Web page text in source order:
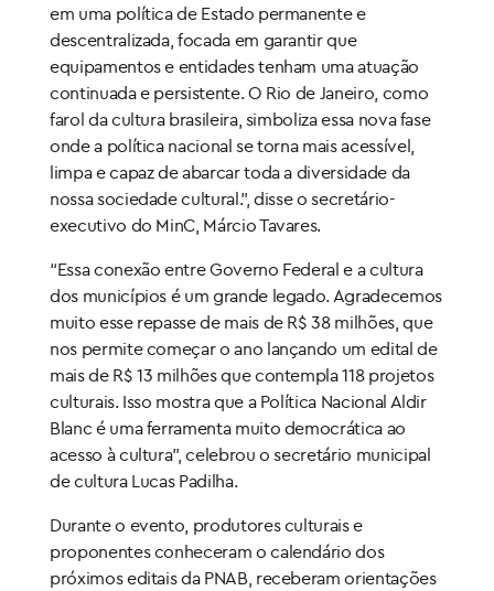
em uma política de Estado permanente e
descentralizada, focada em garantir que
equipamentos e entidades tenham uma atuação
continuada e persistente. O Rio de Janeiro, como
farol da cultura brasileira, simboliza essa nova fase
onde a política nacional se torna mais acessível,
limpa e capaz de abarcar toda a diversidade da
nossa sociedade cultural.”, disse o secretário-
executivo do MinC, Márcio Tavares.
“Essa conexão entre Governo Federal e a cultura
dos municípios é um grande legado. Agradecemos
muito esse repasse de mais de R$ 38 milhões, que
nos permite começar o ano lançando um edital de
mais de R$ 13 milhões que contempla 118 projetos
culturais. Isso mostra que a Política Nacional Aldir
Blanc é uma ferramenta muito democrática ao
acesso à cultura”, celebrou o secretário municipal
de cultura Lucas Padilha.
Durante o evento, produtores culturais e
proponentes conheceram o calendário dos
próximos editais da PNAB, receberam orientações